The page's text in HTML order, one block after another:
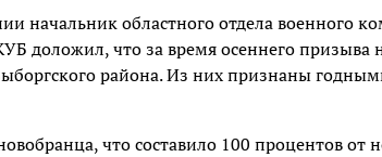
начальник областного отдела военного
доложил, что за время осеннего
района. Из них признаны
что составило 100 процентов от